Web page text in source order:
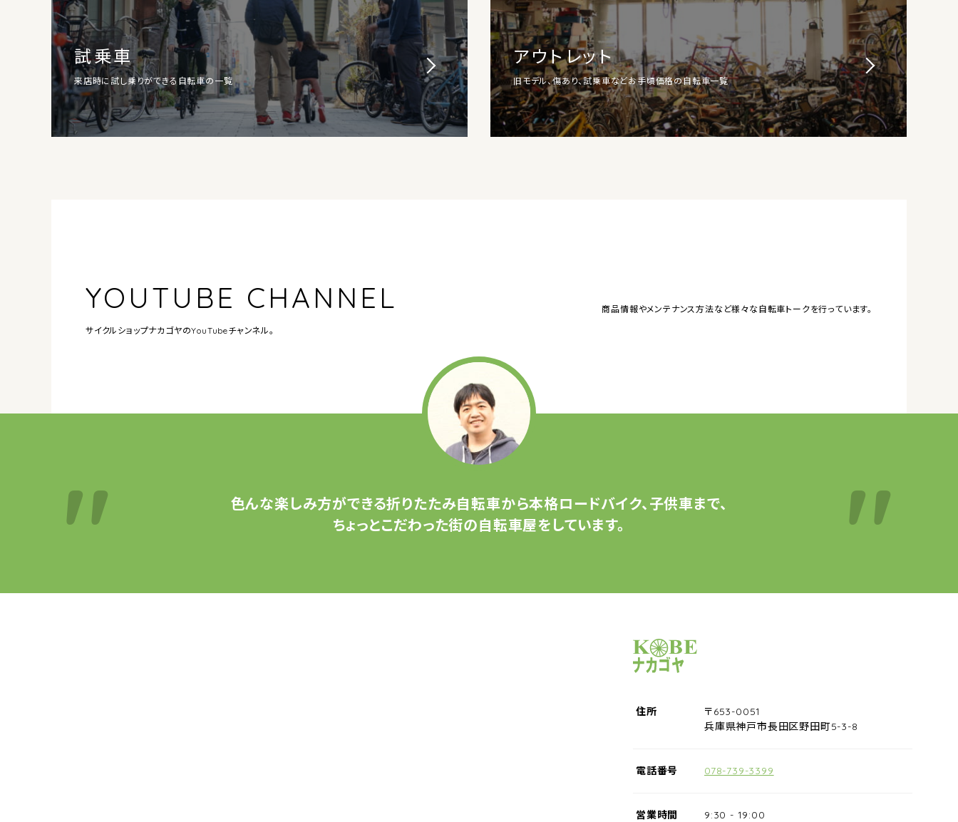
試乗車
来店時に試し乗りができる自転車の一覧
アウトレット
旧モデル、傷あり、試乗車などお手頃価格の自転車一覧
YOUTUBE CHANNEL
サイクルショップナカゴヤのYouTubeチャンネル。
商品情報やメンテナンス方法など様々な自転車トークを行っています。
色んな楽しみ方ができる折りたたみ自転車から本格ロードバイク、子供車まで、
ちょっとこだわった街の自転車屋をしています。
サイクルショップナカゴヤ
住所
〒653-0051
兵庫県神戸市長田区野田町5-3-8
電話番号 078-739-3399
営業時間 9:30 - 19:00